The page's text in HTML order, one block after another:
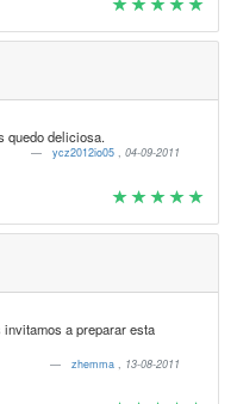
quedo deliciosa.
ycz2012io05 , 04-09-2011
a preparar esta
zhemma , 13-08-2011